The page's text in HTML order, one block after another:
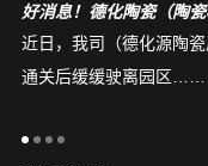
好消息！德化陶瓷（陶
近日，我司（德化源陶
通关后缓缓驶离园区……